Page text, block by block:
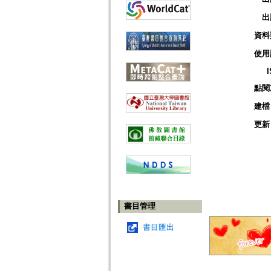
書目管理
書目匯出
資
使
點
建
更